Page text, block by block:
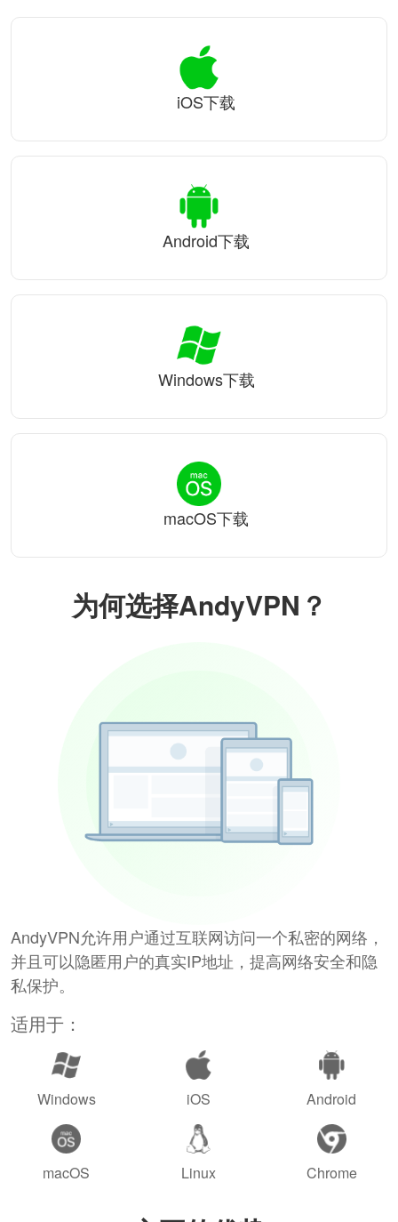
为何选择AndyVPN？
AndyVPN允许用户通过互联网访问一个私密的网络，
并且可以隐匿用户的真实IP地址，提高网络安全和隐
私保护。
适用于：
Windows iOS Android
macOS Linux Chrome
iOS下载
Android下载
Windows下载
macOS下载